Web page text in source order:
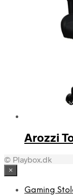
Arozzi
© Playbox.dk
×
Gaming